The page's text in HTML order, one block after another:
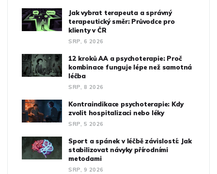
Jak vybrat terapeuta a správný
terapeutický směr: Průvodce pro
klienty v ČR
SRP, 6 2026
12 kroků AA a psychoterapie: Proč
kombinace funguje lépe než samotná
léčba
SRP, 8 2026
Kontraindikace psychoterapie: Kdy
zvolit hospitalizaci nebo léky
SRP, 5 2026
Sport a spánek v léčbě závislostí: Jak
stabilizovat návyky přírodními
metodami
SRP, 9 2026